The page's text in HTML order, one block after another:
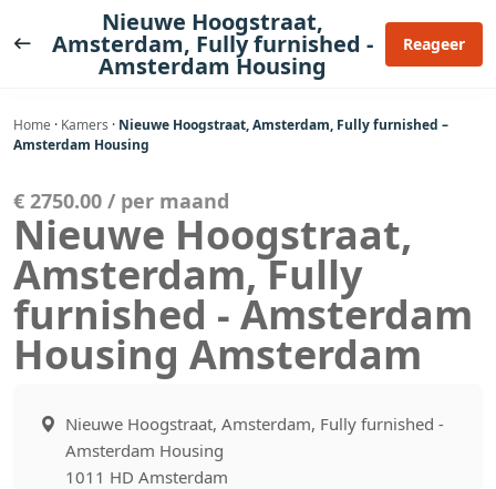
naar
Nieuwe Hoogstraat,
Amsterdam, Fully furnished -
Amsterdam Housing
Reageer
Home · Kamers · Nieuwe Hoogstraat, Amsterdam, Fully furnished –
Amsterdam Housing
€ 2750.00 / per maand
Nieuwe Hoogstraat,
Amsterdam, Fully
furnished - Amsterdam
Housing Amsterdam
Nieuwe Hoogstraat, Amsterdam, Fully furnished -
Amsterdam Housing
1011 HD Amsterdam